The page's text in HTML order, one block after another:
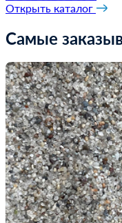
Открыть каталог
Самые